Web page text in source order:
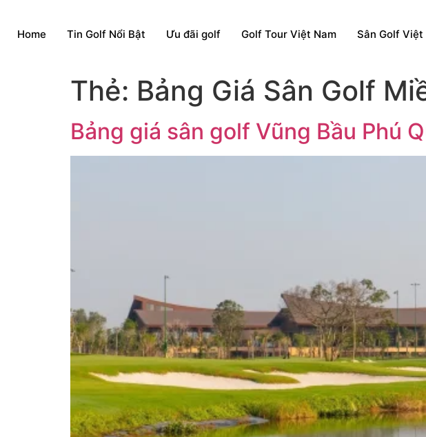
Home Tin Golf Nổi Bật Ưu đãi golf Golf Tour Việt Nam Sân Golf Việt
Thẻ: Bảng Giá Sân Golf
Bảng giá sân golf Vũng Bầu Phú